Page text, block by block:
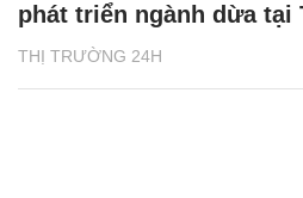
THỊ TRƯỜNG 24H
phát triển ngành dừa tại